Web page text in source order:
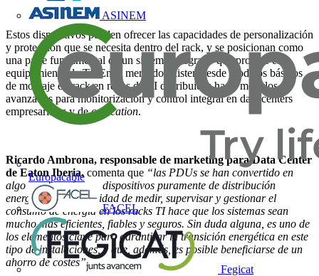
ASINEM
Europacable
FACEL
Fegicat
Estos dispositivos pueden ofrecer las capacidades de personalización
y protección que se necesita dentro del rack, y se posicionan como
una parte fundamental de un sistema integrado que protege el
equipamiento de TI. En el mercado existen desde modelos básicos
de montaje en rack en redes de TI distribuidas hasta modelos
avanzados para monitorización y control integral en data centers
empresariales y decolocation.
Ricardo Ambrona, responsable de marketing para Data Center
de Eaton Iberia, comenta que “las PDUs se han convertido en
algo mucho más que dispositivos puramente de distribución
energética. Su capacidad de medir, supervisar y gestionar el
consumo de energía en los racks TI hace que los sistemas sean
mucho más eficientes, fiables y seguros. Sin duda alguna, es uno de
los elementos clave para garantizar la transición energética en este
tipo de instalaciones, y que, además, es posible beneficiarse de un
ahorro de costes”.